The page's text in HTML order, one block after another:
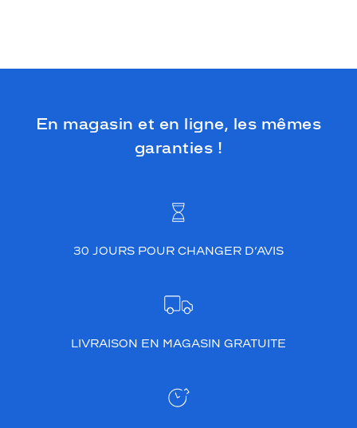
En magasin et en ligne, les mêmes
garanties !
30 JOURS POUR CHANGER D’AVIS
LIVRAISON EN MAGASIN GRATUITE